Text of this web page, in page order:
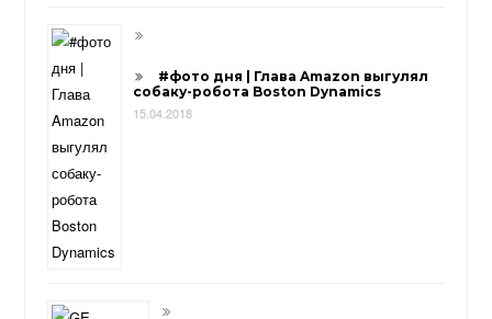
#фото дня | Глава Amazon выгулял
собаку-робота Boston Dynamics
15.04.2018